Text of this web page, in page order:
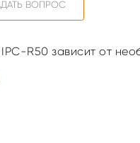
ВОПРОС
R50 зависит от